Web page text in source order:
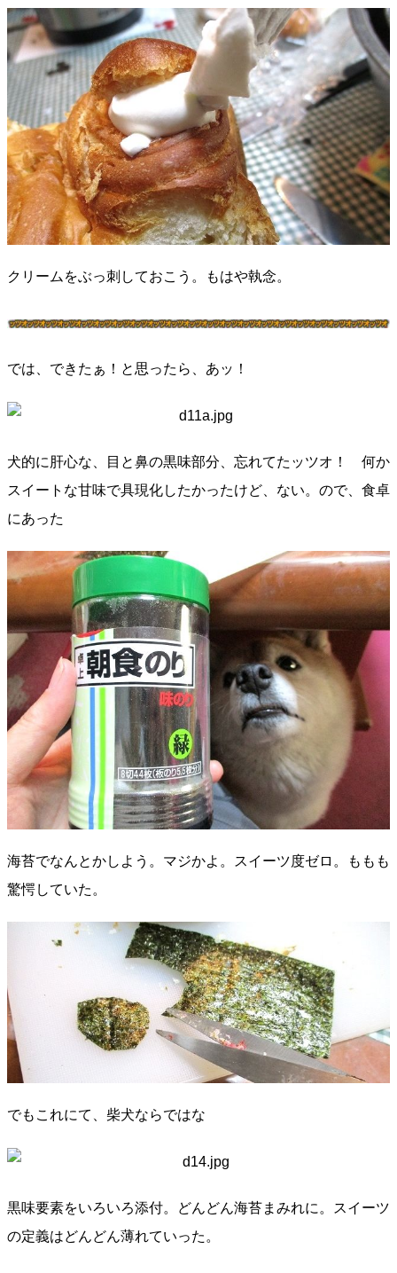
クリームをぶっ刺しておこう。もはや執念。
では、できたぁ！と思ったら、あッ！
犬的に肝心な、目と鼻の黒味部分、忘れてたッツオ！ 何か
スイートな甘味で具現化したかったけど、ない。ので、食卓
にあった
海苔でなんとかしよう。マジかよ。スイーツ度ゼロ。ももも
驚愕していた。
でもこれにて、柴犬ならではな
黒味要素をいろいろ添付。どんどん海苔まみれに。スイーツ
の定義はどんどん薄れていった。